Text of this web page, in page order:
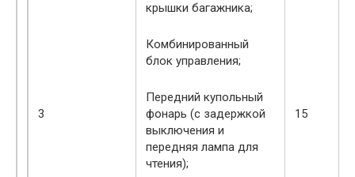
3
крышки багажника;
Комбинированный
блок управления;
Передний купольный
фонарь (с задержкой
выключения и
передняя лампа для
чтения);
15